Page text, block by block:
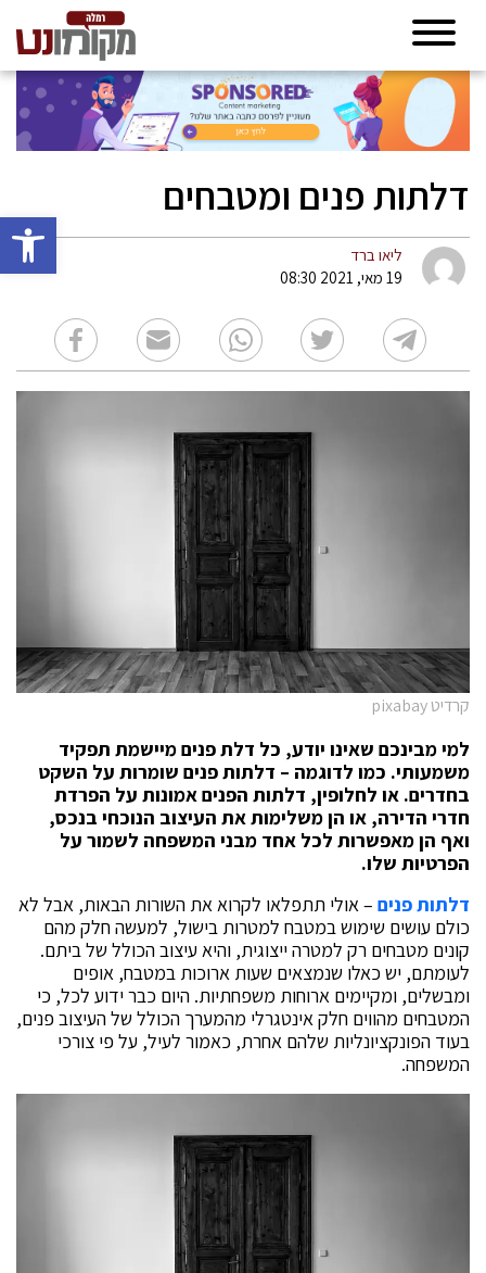
פתח
דלתות פנים ומטבחים
ליאו ברד
19 מאי, 2021 08:30
קרדיט pixabay
למי מבינכם שאינו יודע, כל דלת פנים מיישמת תפקיד
משמעותי. כמו לדוגמה – דלתות פנים שומרות על השקט
בחדרים. או לחלופין, דלתות הפנים אמונות על הפרדת
חדרי הדירה, או הן משלימות את העיצוב הנוכחי בנכס,
ואף הן מאפשרות לכל אחד מבני המשפחה לשמור על
הפרטיות שלו.
דלתות פנים – אולי תתפלאו לקרוא את השורות הבאות, אבל לא
כולם עושים שימוש במטבח למטרות בישול, למעשה חלק מהם
קונים מטבחים רק למטרה ייצוגית, והיא עיצוב הכולל של ביתם.
לעומתם, יש כאלו שנמצאים שעות ארוכות במטבח, אופים
ומבשלים, ומקיימים ארוחות משפחתיות. היום כבר ידוע לכל, כי
המטבחים מהווים חלק אינטגרלי מהמערך הכולל של העיצוב פנים,
בעוד הפונקציונליות שלהם אחרת, כאמור לעיל, על פי צורכי
המשפחה.